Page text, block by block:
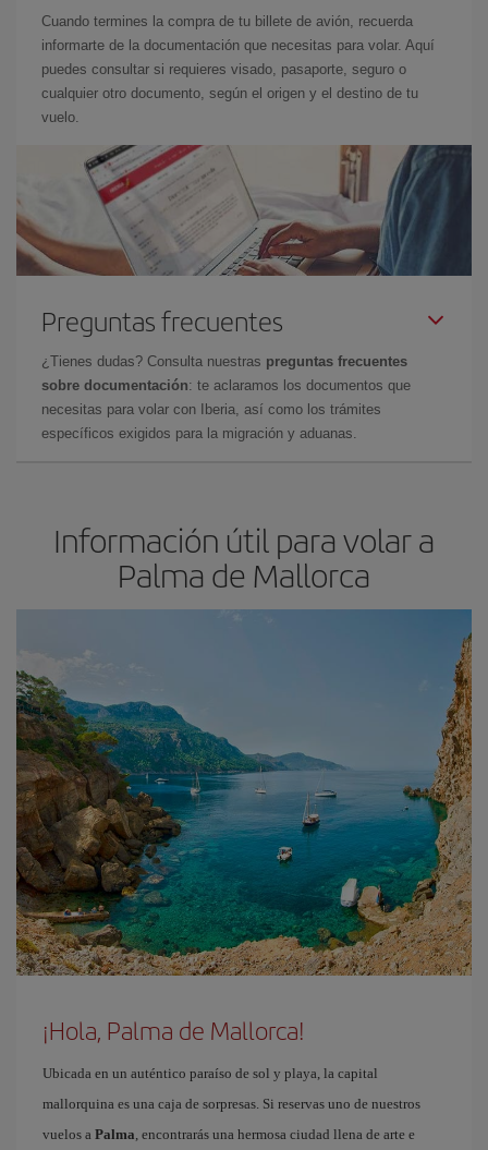
Cuando termines la compra de tu billete de avión, recuerda
informarte de la documentación que necesitas para volar. Aquí
puedes consultar si requieres visado, pasaporte, seguro o
cualquier otro documento, según el origen y el destino de tu
vuelo.
Preguntas frecuentes
¿Tienes dudas? Consulta nuestras preguntas frecuentes
sobre documentación: te aclaramos los documentos que
necesitas para volar con Iberia, así como los trámites
específicos exigidos para la migración y aduanas.
Información útil para volar a
Palma de Mallorca
¡Hola, Palma de Mallorca!
Ubicada en un auténtico paraíso de sol y playa, la capital
mallorquina es una caja de sorpresas. Si reservas uno de nuestros
vuelos a Palma, encontrarás una hermosa ciudad llena de arte e